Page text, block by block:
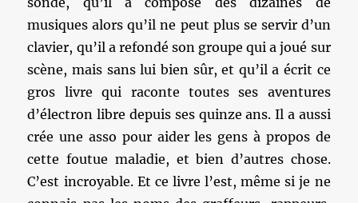
musiques alors qu’il ne peut plus se servir d’un
clavier, qu’il a refondé son groupe qui a joué sur
scène, mais sans lui bien sûr, et qu’il a écrit ce
gros livre qui raconte toutes ses aventures
d’électron libre depuis ses quinze ans. Il a aussi
crée une asso pour aider les gens à propos de
cette foutue maladie, et bien d’autres chose.
C’est incroyable. Et ce livre l’est, même si je ne